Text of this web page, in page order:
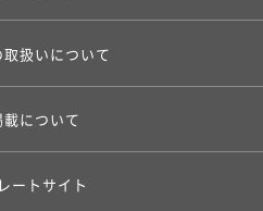
扱いについて
載について
ートサイト